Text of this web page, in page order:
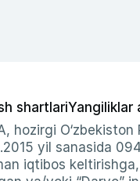
shartlariYangiliklar
hozirgi
yil sanasida
iqtibos